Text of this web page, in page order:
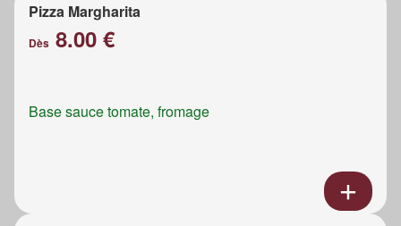
Pizza Margharita
Dès 8.00 €
Base sauce tomate, fromage